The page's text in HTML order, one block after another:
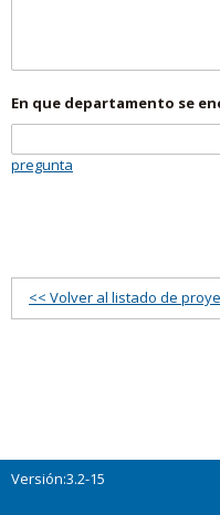
En que departamento se
pregunta
<< Volver al listado de
Versión:3.2-15